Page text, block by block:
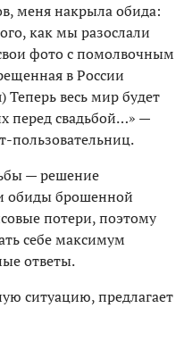
меня накрыла обида:
как мы разослали
фото с помолвочным
в России
Теперь весь мир будет
перед свадьбой…» —
пользовательниц.
— решение
обиды брошенной
потери, поэтому
себе максимум
ответы.
ситуацию, предлагает